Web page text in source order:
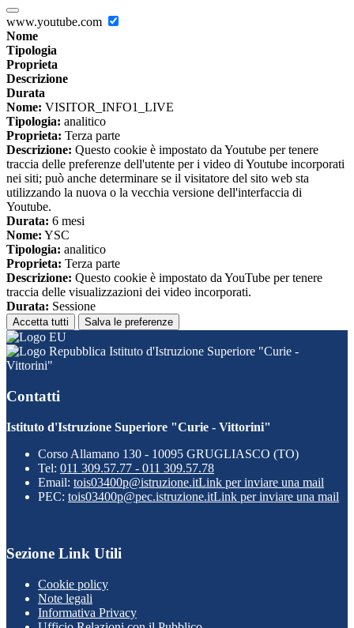
www.youtube.com
Nome
Tipologia
Proprieta
Descrizione
Durata
Nome: VISITOR_INFO1_LIVE
Tipologia: analitico
Proprieta: Terza parte
Descrizione: Questo cookie è impostato da Youtube per tenere
traccia delle preferenze dell'utente per i video di Youtube incorporati
nei siti; può anche determinare se il visitatore del sito web sta
utilizzando la nuova o la vecchia versione dell'interfaccia di
Youtube.
Durata: 6 mesi
Nome: YSC
Tipologia: analitico
Proprieta: Terza parte
Descrizione: Questo cookie è impostato da YouTube per tenere
traccia delle visualizzazioni dei video incorporati.
Durata: Sessione
Accetta tutti Salva le preferenze
Istituto d'Istruzione Superiore "Curie -
Vittorini"
Contatti
Istituto d'Istruzione Superiore "Curie - Vittorini"
Corso Allamano 130 - 10095 GRUGLIASCO (TO)
Tel: 011 309.57.77 - 011 309.57.78
Email: tois03400p@istruzione.itLink per inviare una mail
PEC: tois03400p@pec.istruzione.itLink per inviare una mail
Sezione Link Utili
Cookie policy
Note legali
Informativa Privacy